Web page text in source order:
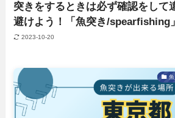
突きをするときは必ず確認をして
避けよう！「魚突き/spearfishing」
2023-10-20